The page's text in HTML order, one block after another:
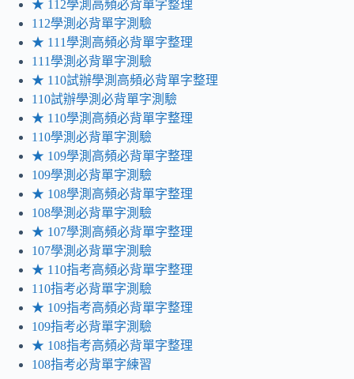
★ 112學測高頻必背單字整理
112學測必背單字測驗
★ 111學測高頻必背單字整理
111學測必背單字測驗
★ 110試辦學測高頻必背單字整理
110試辦學測必背單字測驗
★ 110學測高頻必背單字整理
110學測必背單字測驗
★ 109學測高頻必背單字整理
109學測必背單字測驗
★ 108學測高頻必背單字整理
108學測必背單字測驗
★ 107學測高頻必背單字整理
107學測必背單字測驗
★ 110指考高頻必背單字整理
110指考必背單字測驗
★ 109指考高頻必背單字整理
109指考必背單字測驗
★ 108指考高頻必背單字整理
108指考必背單字練習